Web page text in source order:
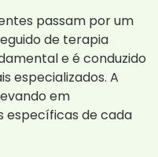
passam por um
de terapia
e é conduzido
especializados. A
em
específicas de cada